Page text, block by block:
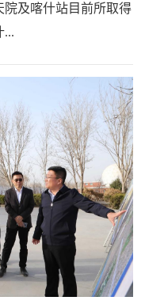
及喀什站目前所取得
...